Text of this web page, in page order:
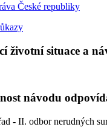
České republiky
životní situace a
návodu
- II. odbor nerudných